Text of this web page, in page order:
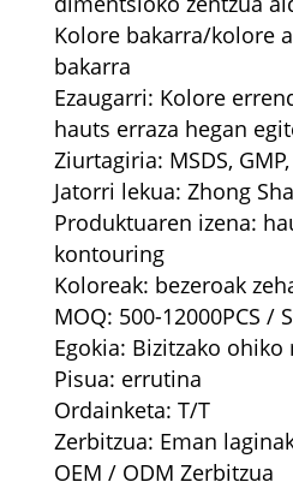
Kolore bakarra/kolore
bakarra
Ezaugarri: Kolore
hauts erraza hegan
Ziurtagiria: MSDS, GMP,
Jatorri lekua: Zhong
Produktuaren izena:
kontouring
Koloreak: bezeroak
MOQ: 500-12000PCS /
Egokia: Bizitzako ohiko
Pisua: errutina
Ordainketa: T/T
Zerbitzua: Eman
OEM / ODM Zerbitzua